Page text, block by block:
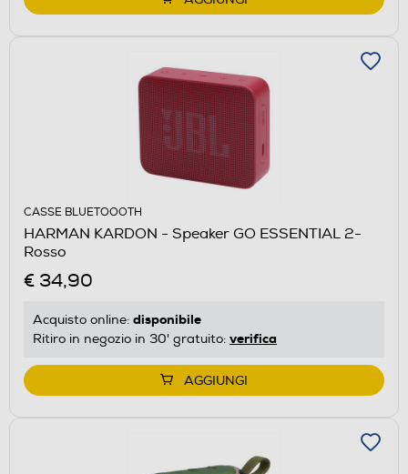
CASSE BLUETOOOTH
HARMAN KARDON - Speaker GO ESSENTIAL 2-
Rosso
€ 34,90
Acquisto online: disponibile
Ritiro in negozio in 30' gratuito: verifica
AGGIUNGI